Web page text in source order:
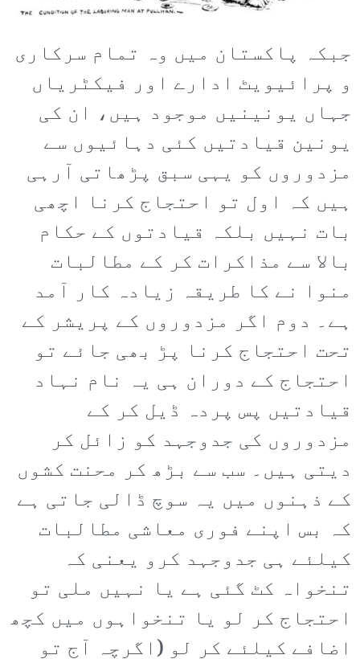
جبکہ پاکستان میں وہ تمام سرکاری
و پرائیویٹ ادارے اور فیکٹریاں
جہاں یونینیں موجود ہیں، ان کی
یونین قیادتیں کئی دہائیوں سے
مزدوروں کو یہی سبق پڑھاتی آرہی
ہیں کہ اول تو احتجاج کرنا اچھی
بات نہیں بلکہ قیادتوں کے حکام
بالا سے مذاکرات کر کے مطالبات
منوا نے کا طریقہ زیادہ کار آمد
ہے۔ دوم اگر مزدوروں کے پریشر کے
تحت احتجاج کرنا پڑ بھی جائے تو
احتجاج کے دوران ہی یہ نام نہاد
قیادتیں پس پردہ ڈیل کر کے
مزدوروں کی جدوجہد کو زائل کر
دیتی ہیں۔ سب سے بڑھ کر محنت کشوں
کے ذہنوں میں یہ سوچ ڈالی جاتی ہے
کہ بس اپنے فوری معاشی مطالبات
کیلئے ہی جدوجہد کرو یعنی کہ
تنخواہ کٹ گئی ہے یا نہیں ملی تو
احتجاج کر لو یا تنخواہوں میں کچھ
اضافے کیلئے کر لو (اگرچہ آج تو